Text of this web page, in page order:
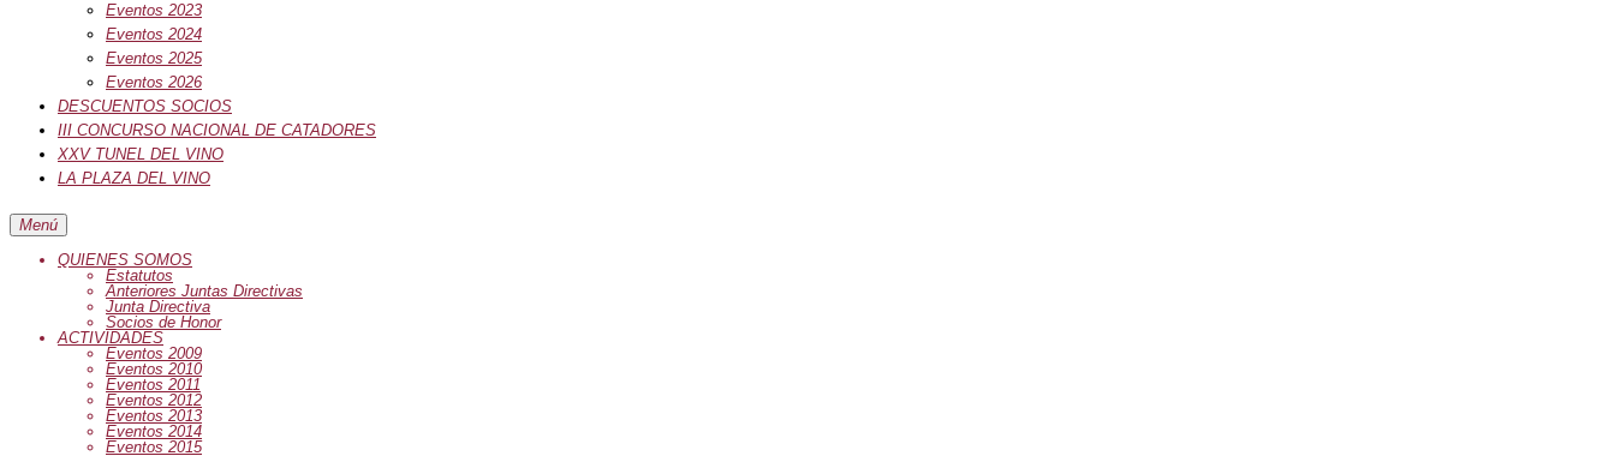
Eventos 2023
Eventos 2024
Eventos 2025
Eventos 2026
DESCUENTOS SOCIOS
III CONCURSO NACIONAL DE CATADORES
XXV TUNEL DEL VINO
LA PLAZA DEL VINO
Menú
QUIENES SOMOS
Estatutos
Anteriores Juntas Directivas
Junta Directiva
Socios de Honor
ACTIVIDADES
Eventos 2009
Eventos 2010
Eventos 2011
Eventos 2012
Eventos 2013
Eventos 2014
Eventos 2015